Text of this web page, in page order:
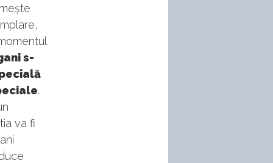
s-
.
va fi